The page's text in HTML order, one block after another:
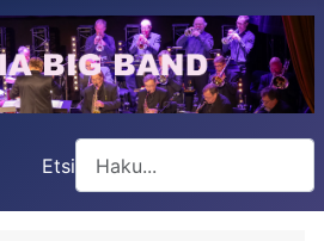
Etsi
Type 2 or more characters